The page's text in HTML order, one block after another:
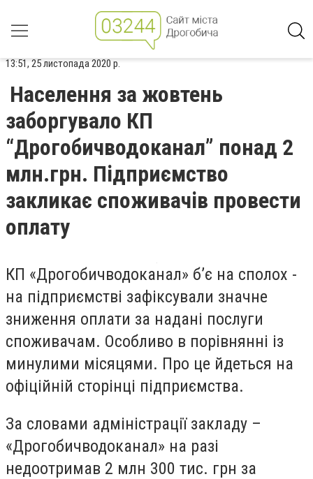
13:51, 25 листопада 2020 р.
Населення за жовтень
заборгувало КП
“Дрогобичводоканал” понад 2
млн.грн. Підприємство
закликає споживачів провести
оплату
КП «Дрогобичводоканал» б’є на сполох -
на підприємстві зафіксували значне
зниження оплати за надані послуги
споживачам. Особливо в порівнянні із
минулими місяцями. Про це йдеться на
офіційній сторінці підприємства.
За словами адміністрації закладу –
«Дрогобичводоканал» на разі
недоотримав 2 млн 300 тис. грн за